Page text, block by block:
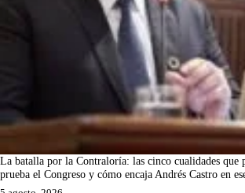
La batalla por la Contraloría: las cinco cualidades que
prueba el Congreso y cómo encaja Andrés Castro en